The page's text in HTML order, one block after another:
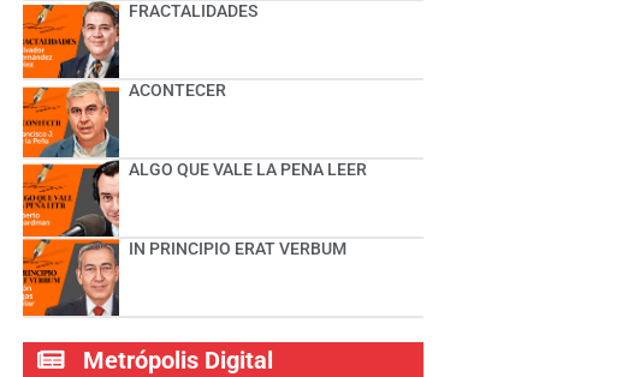
FRACTALIDADES
ACONTECER
ALGO QUE VALE LA PENA LEER
IN PRINCIPIO ERAT VERBUM
Metrópolis Digital